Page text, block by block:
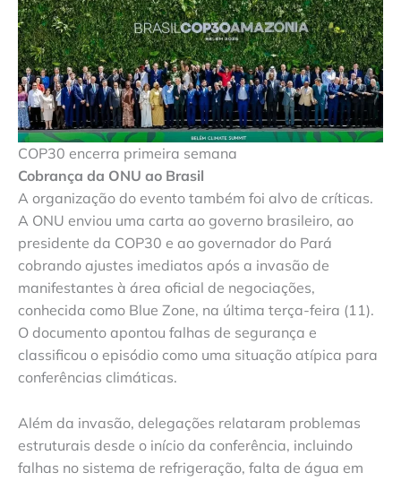
COP30 encerra primeira semana
Cobrança da ONU ao Brasil
A organização do evento também foi alvo de críticas.
A ONU enviou uma carta ao governo brasileiro, ao
presidente da COP30 e ao governador do Pará
cobrando ajustes imediatos após a invasão de
manifestantes à área oficial de negociações,
conhecida como Blue Zone, na última terça-feira (11).
O documento apontou falhas de segurança e
classificou o episódio como uma situação atípica para
conferências climáticas.
Além da invasão, delegações relataram problemas
estruturais desde o início da conferência, incluindo
falhas no sistema de refrigeração, falta de água em